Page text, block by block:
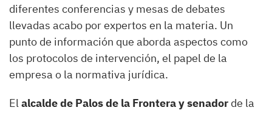
diferentes conferencias y mesas de debates
llevadas acabo por expertos en la materia. Un
punto de información que aborda aspectos como
los protocolos de intervención, el papel de la
empresa o la normativa jurídica.
Elalcalde de Palos de la Frontera y senador de la